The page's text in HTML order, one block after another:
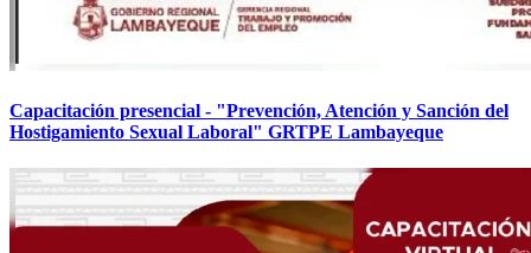
Capacitación presencial - "Prevención, Atención y Sanción del
Hostigamiento Sexual Laboral" GRTPE Lambayeque